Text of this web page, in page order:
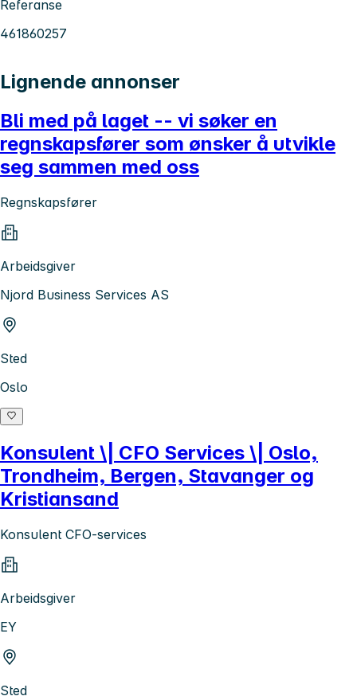
Referanse
461860257
Lignende annonser
Bli med på laget -- vi søker en
regnskapsfører som ønsker å utvikle
seg sammen med oss
Regnskapsfører
Arbeidsgiver
Njord Business Services AS
Sted
Oslo
Konsulent \| CFO Services \| Oslo,
Trondheim, Bergen, Stavanger og
Kristiansand
Konsulent CFO-services
Arbeidsgiver
EY
Sted